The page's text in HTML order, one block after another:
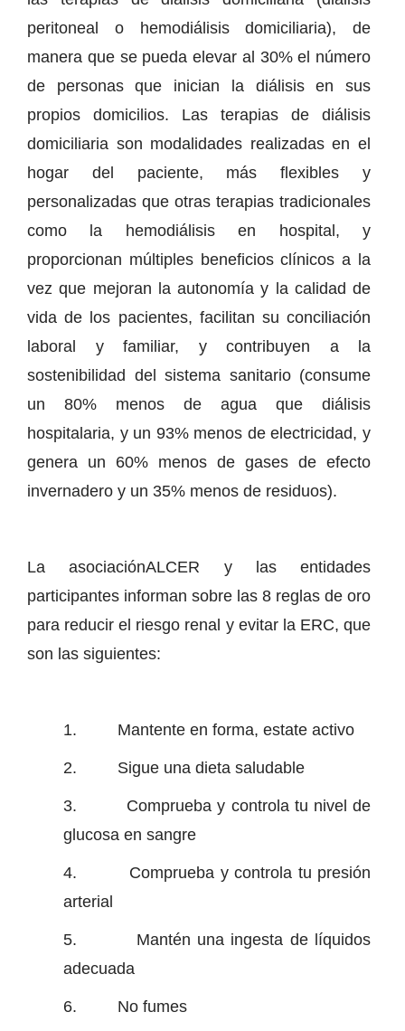
peritoneal o hemodiálisis domiciliaria), de
manera que se pueda elevar al 30% el número
de personas que inician la diálisis en sus
propios domicilios. Las terapias de diálisis
domiciliaria son modalidades realizadas en el
hogar del paciente, más flexibles y
personalizadas que otras terapias tradicionales
como la hemodiálisis en hospital, y
proporcionan múltiples beneficios clínicos a la
vez que mejoran la autonomía y la calidad de
vida de los pacientes, facilitan su conciliación
laboral y familiar, y contribuyen a la
sostenibilidad del sistema sanitario (consume
un 80% menos de agua que diálisis
hospitalaria, y un 93% menos de electricidad, y
genera un 60% menos de gases de efecto
invernadero y un 35% menos de residuos).
La asociaciónALCER y las entidades
participantes informan sobre las 8 reglas de oro
para reducir el riesgo renal y evitar la ERC, que
son las siguientes:
1. Mantente en forma, estate activo
2. Sigue una dieta saludable
3. Comprueba y controla tu nivel de
glucosa en sangre
4. Comprueba y controla tu presión
arterial
5. Mantén una ingesta de líquidos
adecuada
6. No fumes